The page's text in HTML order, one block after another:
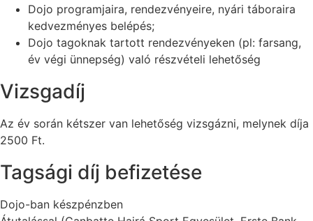
Dojo programjaira, rendezvényeire, nyári táboraira
kedvezményes belépés;
Dojo tagoknak tartott rendezvényeken (pl: farsang,
év végi ünnepség) való részvételi lehetőség
Vizsgadíj
Az év során kétszer van lehetőség vizsgázni, melynek díja
2500 Ft.
Tagsági díj befizetése
Dojo-ban készpénzben